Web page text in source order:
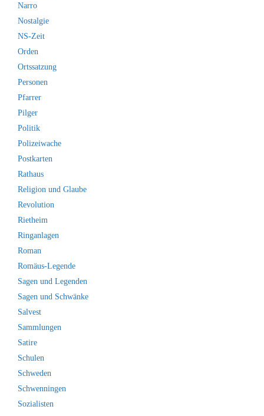
Narro
Nostalgie
NS-Zeit
Orden
Ortssatzung
Personen
Pfarrer
Pilger
Politik
Polizeiwache
Postkarten
Rathaus
Religion und Glaube
Revolution
Rietheim
Ringanlagen
Roman
Romäus-Legende
Sagen und Legenden
Sagen und Schwänke
Salvest
Sammlungen
Satire
Schulen
Schweden
Schwenningen
Sozialisten